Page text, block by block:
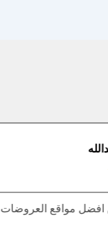
مواقع العروضات